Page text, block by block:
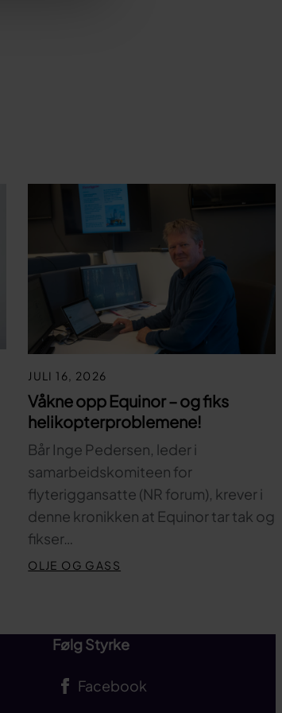
JULI 16, 2026
Våkne opp Equinor – og fiks
helikopterproblemene!
Bår Inge Pedersen, leder i
samarbeidskomiteen for
flyteriggansatte (NR forum), krever i
denne kronikken at Equinor tar tak og
fikser…
OLJE OG GASS
Følg Styrke
Facebook